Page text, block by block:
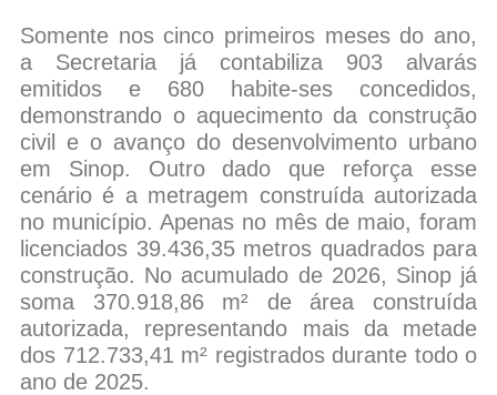
Somente nos cinco primeiros meses do ano,
a Secretaria já contabiliza 903 alvarás
emitidos e 680 habite-ses concedidos,
demonstrando o aquecimento da construção
civil e o avanço do desenvolvimento urbano
em Sinop. Outro dado que reforça esse
cenário é a metragem construída autorizada
no município. Apenas no mês de maio, foram
licenciados 39.436,35 metros quadrados para
construção. No acumulado de 2026, Sinop já
soma 370.918,86 m² de área construída
autorizada, representando mais da metade
dos 712.733,41 m² registrados durante todo o
ano de 2025.